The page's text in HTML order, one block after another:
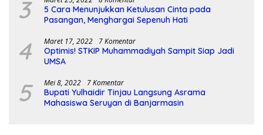
3
5 Cara Menunjukkan Ketulusan Cinta pada
Pasangan, Menghargai Sepenuh Hati
4 Maret 17, 2022 7 Komentar
Optimis! STKIP Muhammadiyah Sampit Siap Jadi
UMSA
5 Mei 8, 2022 7 Komentar
Bupati Yulhaidir Tinjau Langsung Asrama
Mahasiswa Seruyan di Banjarmasin